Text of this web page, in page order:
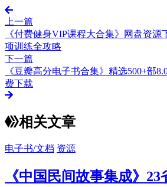
上一篇
《付费健身VIP课程大合集》网盘资源
项训练全攻略
下一篇
《豆瓣高分电子书合集》精选500+部
费下载
相关文章
电子书/文档 资源
《中国民间故事集成》